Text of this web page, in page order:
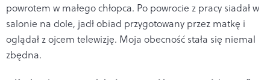
powrotem w małego chłopca. Po powrocie z pracy siadał w
salonie na dole, jadł obiad przygotowany przez matkę i
oglądał z ojcem telewizję. Moja obecność stała się niemal
zbędna.